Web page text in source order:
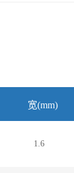
宽(mm)
1.6